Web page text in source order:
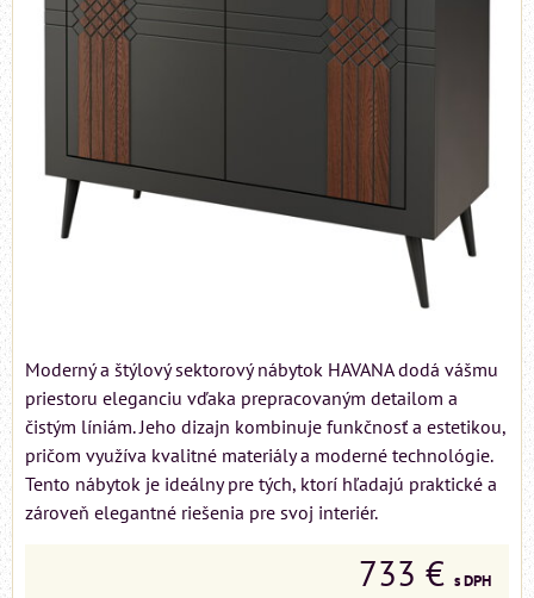
Moderný a štýlový sektorový nábytok HAVANA dodá vášmu
priestoru eleganciu vďaka prepracovaným detailom a
čistým líniám. Jeho dizajn kombinuje funkčnosť a estetikou,
pričom využíva kvalitné materiály a moderné technológie.
Tento nábytok je ideálny pre tých, ktorí hľadajú praktické a
zároveň elegantné riešenia pre svoj interiér.
733 € s DPH